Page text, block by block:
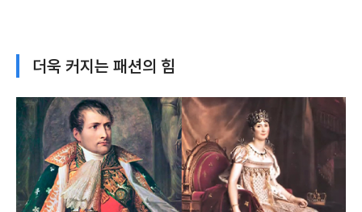
더욱 커지는 패션의 힘